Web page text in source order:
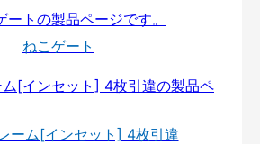
ねこゲート
ーム[インセット] 4枚引違